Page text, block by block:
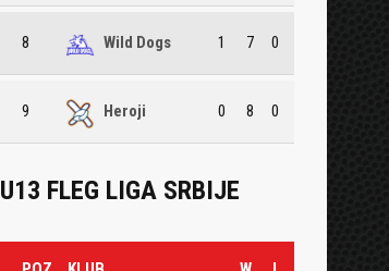
8 Wild Dogs 1 7 0
9 Heroji 0 8 0
U13 FLEG LIGA SRBIJE